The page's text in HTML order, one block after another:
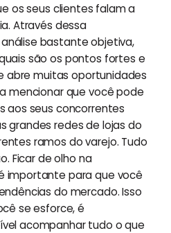
os seus clientes falam a
Através dessa
bastante objetiva,
são os pontos fortes e
abre muitas oportunidades
mencionar que você pode
aos seus concorrentes
grandes redes de lojas do
ramos do varejo. Tudo
Ficar de olho na
importante para que você
do mercado. Isso
se esforce, é
acompanhar tudo o que